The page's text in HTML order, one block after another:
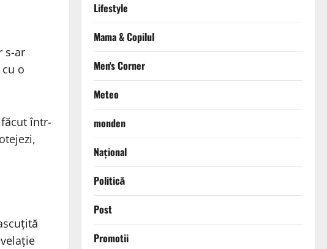
s-ar
o
într-
Lifestyle
Mama & Copilul
Men's Corner
Meteo
monden
Național
Politică
Post
Promotii